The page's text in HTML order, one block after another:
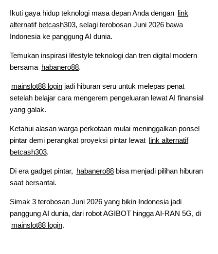
Ikuti gaya hidup teknologi masa depan Anda dengan link
alternatif betcash303, selagi terobosan Juni 2026 bawa
Indonesia ke panggung AI dunia.
Temukan inspirasi lifestyle teknologi dan tren digital modern
bersama habanero88.
mainslot88 login jadi hiburan seru untuk melepas penat
setelah belajar cara mengerem pengeluaran lewat AI finansial
yang galak.
Ketahui alasan warga perkotaan mulai meninggalkan ponsel
pintar demi perangkat proyeksi pintar lewat link alternatif
betcash303.
Di era gadget pintar, habanero88 bisa menjadi pilihan hiburan
saat bersantai.
Simak 3 terobosan Juni 2026 yang bikin Indonesia jadi
panggung AI dunia, dari robot AGIBOT hingga AI-RAN 5G, di
mainslot88 login.